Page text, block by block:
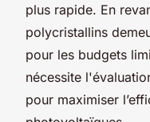
plus rapide. En
polycristallins
pour les budgets
nécessite
pour maximiser